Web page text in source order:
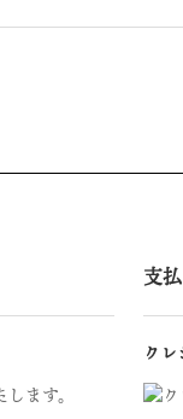
ます。
支
ク